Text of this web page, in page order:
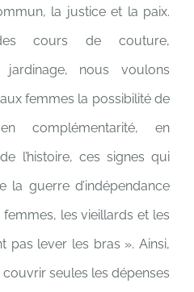
la justice et la paix.
cours de couture,
nous voulons
femmes la possibilité de
complémentarité, en
l’histoire, ces signes qui
la guerre d’indépendance
les vieillards et les
pas lever les bras ». Ainsi,
seules les dépenses